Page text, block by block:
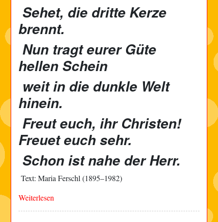
Sehet, die dritte Kerze
brennt.
Nun tragt eurer Güte
hellen Schein
weit in die dunkle Welt
hinein.
Freut euch, ihr Christen!
Freuet euch sehr.
Schon ist nahe der Herr.
Text: Maria Ferschl (1895–1982)
Weiterlesen